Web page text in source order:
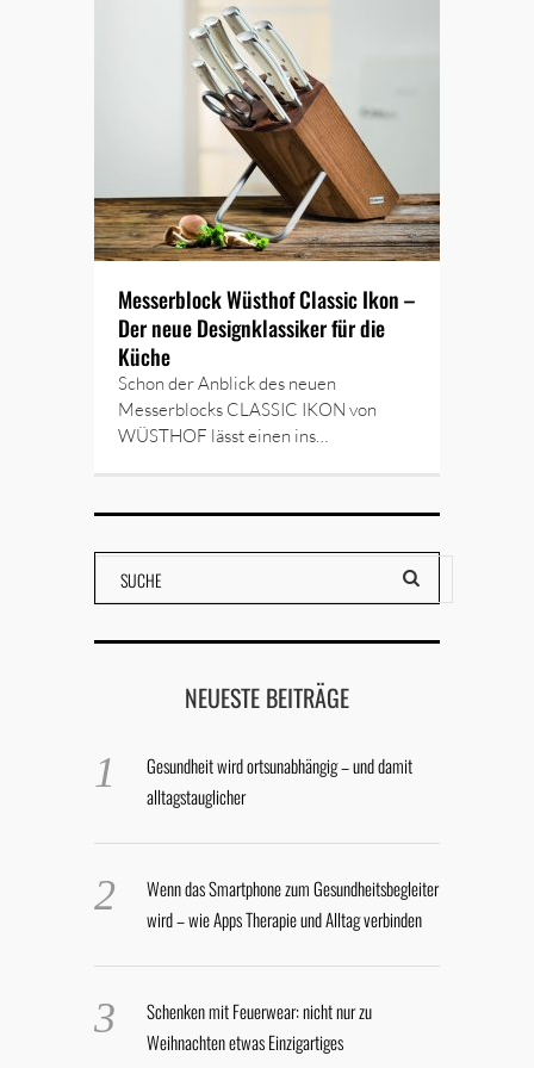
Messerblock Wüsthof Classic Ikon –
Der neue Designklassiker für die
Küche
Schon der Anblick des neuen
Messerblocks CLASSIC IKON von
WÜSTHOF lässt einen ins…
NEUESTE BEITRÄGE
Gesundheit wird ortsunabhängig – und damit
alltagstauglicher
Wenn das Smartphone zum Gesundheitsbegleiter
wird – wie Apps Therapie und Alltag verbinden
Schenken mit Feuerwear: nicht nur zu
Weihnachten etwas Einzigartiges